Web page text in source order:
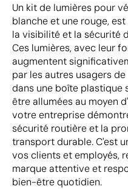
Un kit de lumières pour
blanche et une rouge,
la visibilité et la sécurité
Ces lumières, avec leur
augmentent
par les autres usagers
dans une boîte plastique
être allumées au moyen
votre entreprise
sécurité routière et la
transport durable. C'est
vos clients et employés,
marque attentive et
bien-être quotidien.